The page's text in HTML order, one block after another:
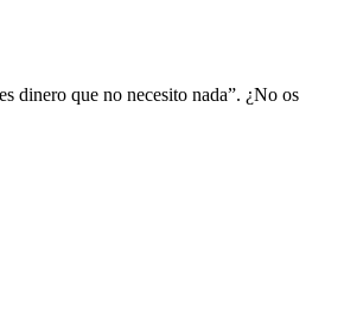
dinero que no necesito nada”. ¿No os